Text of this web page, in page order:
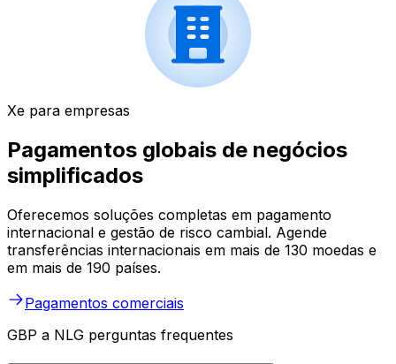
Xe para empresas
Pagamentos globais de negócios
simplificados
Oferecemos soluções completas em pagamento
internacional e gestão de risco cambial. Agende
transferências internacionais em mais de 130 moedas e
em mais de 190 países.
Pagamentos comerciais
GBP a NLG perguntas frequentes